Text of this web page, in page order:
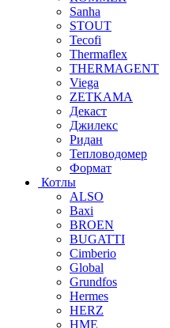
Sanha
STOUT
Tecofi
Thermaflex
THERMAGENT
Viega
ZETKAMA
Декаст
Джилекс
Ридан
Тепловодомер
Формат
Котлы
ALSO
Baxi
BROEN
BUGATTI
Cimberio
Global
Grundfos
Hermes
HERZ
HME